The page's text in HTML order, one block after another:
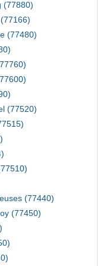
(77880)
(77480)
(77520)
(77440)
(77450)